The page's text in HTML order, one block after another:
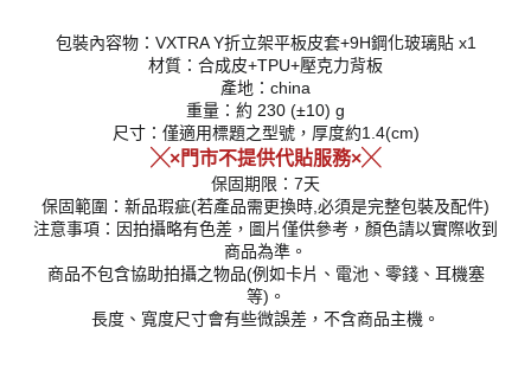
包裝內容物：VXTRA Y折立架平板皮套+9H鋼化玻璃貼 x1
材質：合成皮+TPU+壓克力背板
產地：china
重量：約 230 (±10) g
尺寸：僅適用標題之型號，厚度約1.4(cm)
╳×門市不提供代貼服務×╳
保固期限：7天
保固範圍：新品瑕疵(若產品需更換時,必須是完整包裝及配件)
注意事項：因拍攝略有色差，圖片僅供參考，顏色請以實際收到
商品為準。
商品不包含協助拍攝之物品(例如卡片、電池、零錢、耳機塞
等)。
長度、寬度尺寸會有些微誤差，不含商品主機。